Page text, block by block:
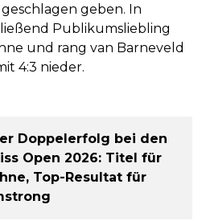
geben. In
Publikumsliebling
und rang van Barneveld
4:3 nieder.
Doppelerfolg bei den
Open 2026: Titel für
Top-Resultat für